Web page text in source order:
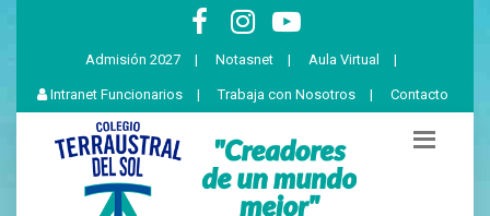
Admisión 2027 | Notasnet | Aula Virtual |
Intranet Funcionarios | Trabaja con Nosotros | Contacto